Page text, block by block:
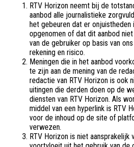
RTV Horizon neemt bij de
aanbod alle journalistieke
het gebeuren dat er onjuistheden
opgenomen of dat dit aanbod
van de gebruiker op basis van
rekening en risico.
Meningen die in het aanbod
te zijn aan de mening van de
redactie van RTV Horizon is ook
uitingen die derden doen op de
diensten van RTV Horizon. Als
middel van een hyperlink is RTV
voor de inhoud op de site of
verwezen.
RTV Horizon is niet aansprakelijk